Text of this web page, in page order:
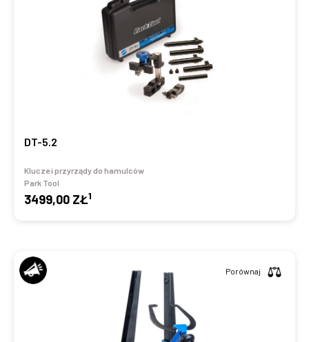
DT-5.2
Klucze i przyrządy do hamulców
Park Tool
3499,00 ZŁ1
Porównaj